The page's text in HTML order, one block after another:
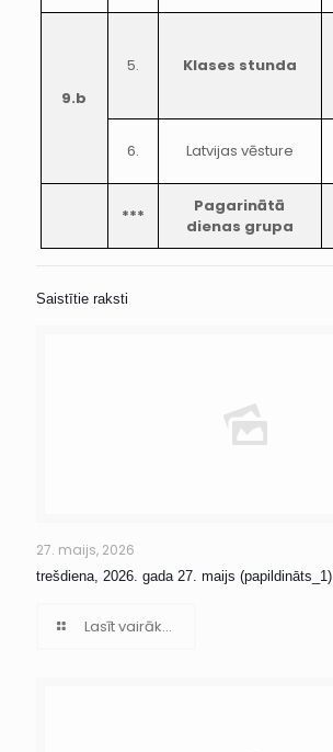
9.b
5. Klases stunda
6. Latvijas vēsture
***
Pagarinātā
dienas grupa
Saistītie raksti
27. maijs, 2026
trešdiena, 2026. gada 27. maijs (papildināts_1)
Lasīt vairāk...